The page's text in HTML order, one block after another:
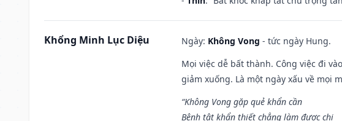
Khổng Minh Lục Diệu Ngày: Không Vong - tức ngày Hung.
Mọi việc dễ bất thành. Công việc đi
giảm xuống. Là một ngày xấu về mọi
“Không Vong gặp quẻ khẩn cần
Bệnh tật khẩn thiết chẳng làm được chi